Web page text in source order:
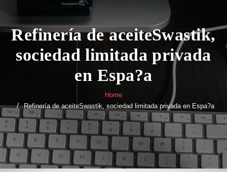
Refinería de aceiteSwastik,
sociedad limitada privada
en Espa?a
Home
Refinería de aceiteSwastik, sociedad limitada privada en Espa?a